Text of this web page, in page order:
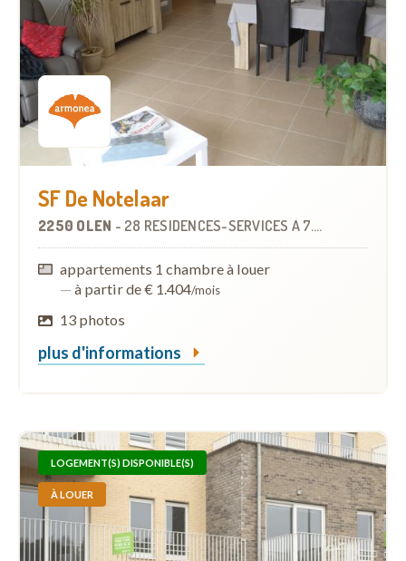
SF De Notelaar
2250 OLEN - 28 RÉSIDENCES-SERVICES À 7.3 KM
appartements 1 chambre à louer
— à partir de € 1.404/mois
13 photos
plus d'informations
LOGEMENT(S) DISPONIBLE(S)
À LOUER